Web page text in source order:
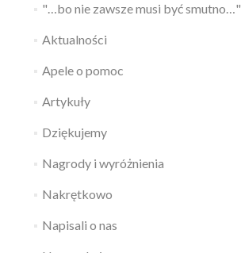
"…bo nie zawsze musi być smutno…"
Aktualności
Apele o pomoc
Artykuły
Dziękujemy
Nagrody i wyróżnienia
Nakrętkowo
Napisali o nas